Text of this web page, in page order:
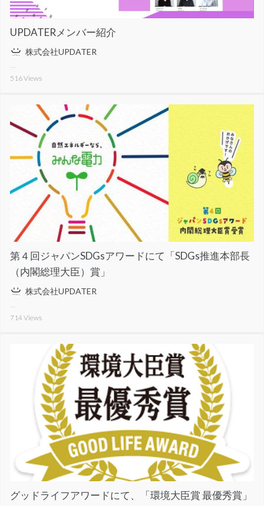
UPDATERメンバー紹介
株式会社UPDATER
516Views
第４回ジャパンSDGsアワードにて「SDGs推進本部長
（内閣総理大臣）賞」
株式会社UPDATER
714 Views
グッドライフアワードにて、「環境大臣賞 最優秀賞」